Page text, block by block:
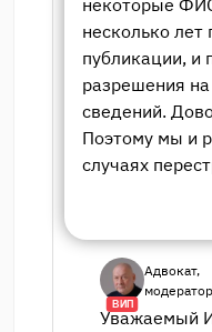
некоторые
несколько
публикации, и
разрешения
сведений.
Поэтому мы и
случаях
ВИП
Адвокат,
модератор
Уважаемый